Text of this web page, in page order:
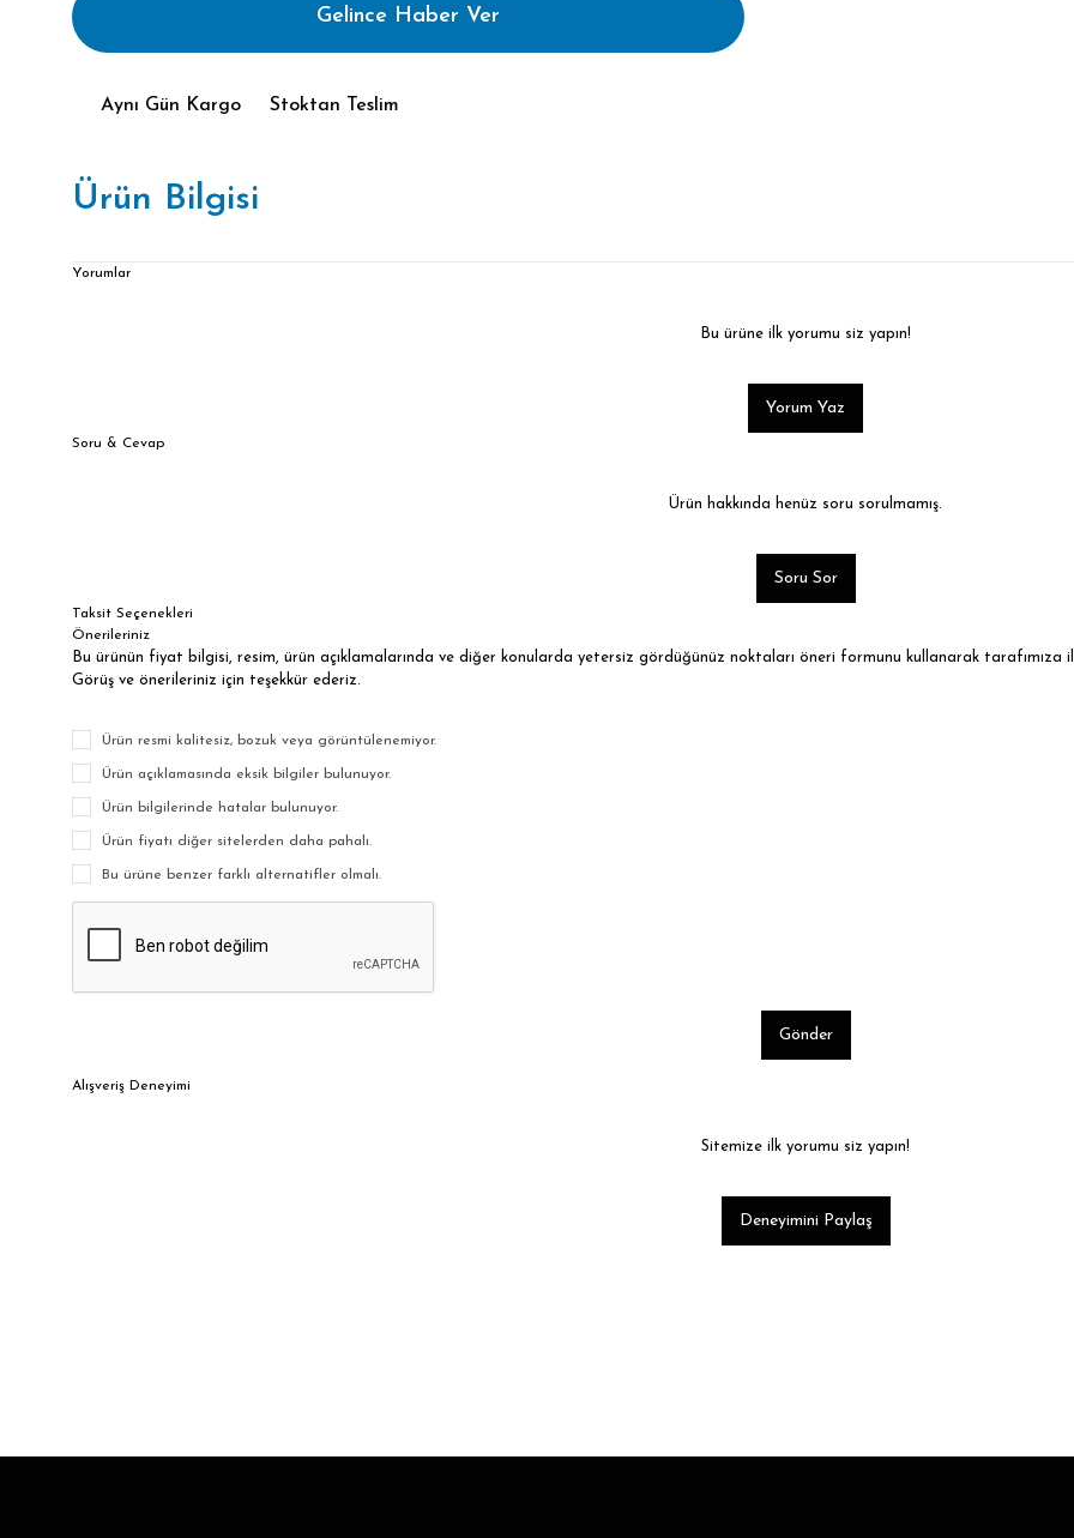
Gelince Haber Ver
Aynı Gün Kargo Stoktan Teslim
Ürün Bilgisi
Yorumlar
Bu ürüne ilk yorumu siz yapın!
Yorum Yaz
Soru & Cevap
Ürün hakkında henüz soru sorulmamış.
Soru Sor
Taksit Seçenekleri
Önerileriniz
Bu ürünün fiyat bilgisi, resim, ürün açıklamalarında ve diğer konularda yetersiz gördüğünüz noktaları öneri formunu kullanarak tarafımıza
Görüş ve önerileriniz için teşekkür ederiz.
Ürün resmi kalitesiz, bozuk veya görüntülenemiyor.
Ürün açıklamasında eksik bilgiler bulunuyor.
Ürün bilgilerinde hatalar bulunuyor.
Ürün fiyatı diğer sitelerden daha pahalı.
Bu ürüne benzer farklı alternatifler olmalı.
Gönder
Alışveriş Deneyimi
Sitemize ilk yorumu siz yapın!
Deneyimini Paylaş